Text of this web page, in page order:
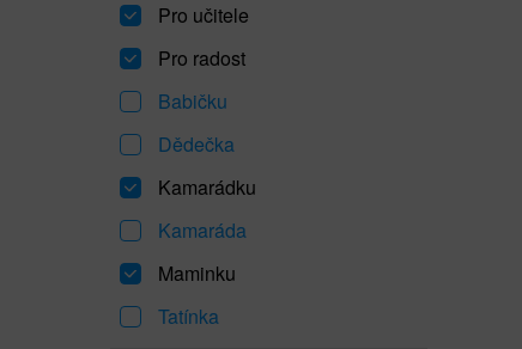
Pro učitele
Pro radost
Babičku
Dědečka
Kamarádku
Kamaráda
Maminku
Tatínka